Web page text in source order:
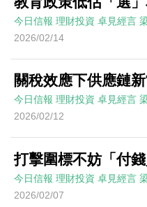
今日信報 理財投資 卓見經言
2026/02/14
關稅效應下供應鏈
今日信報 理財投資 卓見經言
2026/02/12
打擊圍標不妨「付錢
今日信報 理財投資 卓見經言
2026/02/07